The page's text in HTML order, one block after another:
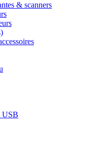
& scanners
USB